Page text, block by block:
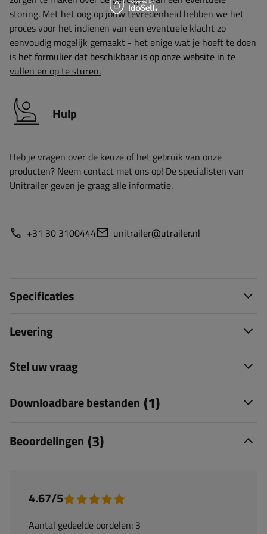
storing. Met het oog op jouw tevredenheid hebben we het
proces voor het indienen van een eventuele klacht zo
eenvoudig mogelijk gemaakt - het enige wat je hoeft te doen
is het formulier dat beschikbaar is op onze website in te
vullen en op te sturen.
Hulp
Heb je vragen over de keuze of het gebruik van onze
producten? Neem contact met ons op! De specialisten van
Unitrailer geven je graag alle informatie.
+31 30 3100444 unitrailer@utrailer.nl
Specificaties
Levering
Stel uw vraag
Downloadbare bestanden (1)
Beoordelingen (3)
4.67/5
Aantal gedeelde oordelen: 3